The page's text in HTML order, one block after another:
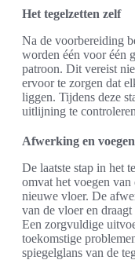
Het tegelzetten zelf
Na de voorbereiding
worden één voor één
patroon. Dit vereist
ervoor te zorgen dat
liggen. Tijdens deze
uitlijning te
Afwerking en voegen
De laatste stap in het
omvat het voegen van
nieuwe vloer. De
van de vloer en
Een zorgvuldige
toekomstige
spiegelglans van de